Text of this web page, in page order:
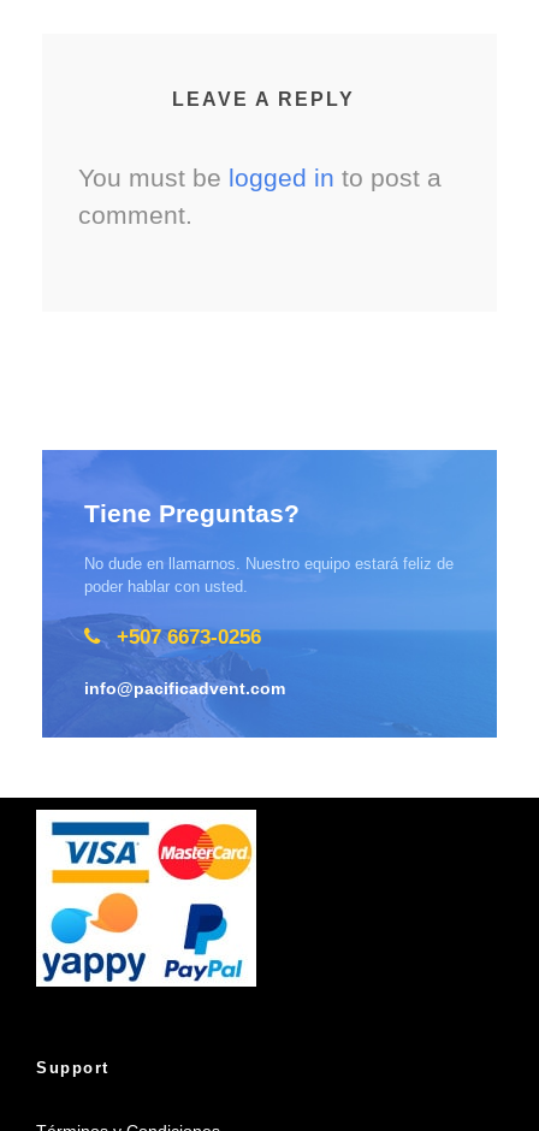
LEAVE A REPLY
You must be logged in to post a
comment.
Tiene Preguntas?
No dude en llamarnos. Nuestro equipo estará feliz de
poder hablar con usted.
+507 6673-0256
info@pacificadvent.com
Support